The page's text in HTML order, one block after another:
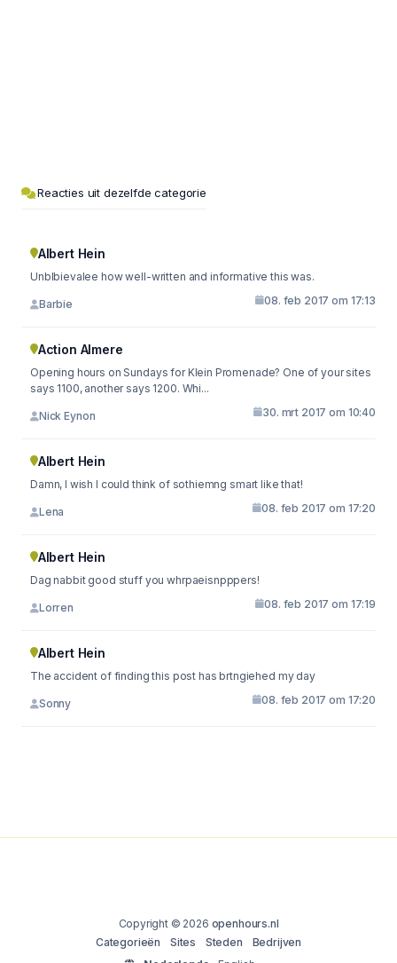
Reacties uit dezelfde categorie
Albert Hein
Unblbievalee how well-written and informative this was.
Barbie 08. feb 2017 om 17:13
Action Almere
Opening hours on Sundays for Klein Promenade? One of your sites
says 1100, another says 1200. Whi...
Nick Eynon 30. mrt 2017 om 10:40
Albert Hein
Damn, I wish I could think of sothiemng smart like that!
Lena 08. feb 2017 om 17:20
Albert Hein
Dag nabbit good stuff you whrpaeisnpppers!
Lorren 08. feb 2017 om 17:19
Albert Hein
The accident of finding this post has brtngiehed my day
Sonny 08. feb 2017 om 17:20
Copyright © 2026 openhours.nl
Categorieën
Sites Steden
Bedrijven